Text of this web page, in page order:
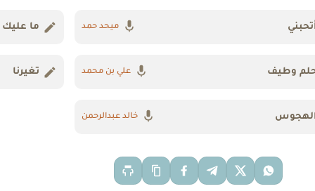
ميحد حمد ما
وطيف علي بن محمد تغيرنا
خالد عبدالرحمن